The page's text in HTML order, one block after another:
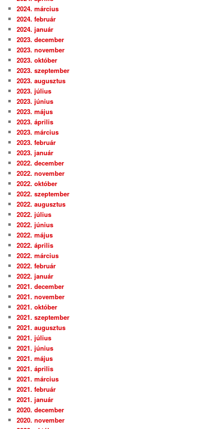
2024. március
2024. február
2024. január
2023. december
2023. november
2023. október
2023. szeptember
2023. augusztus
2023. július
2023. június
2023. május
2023. április
2023. március
2023. február
2023. január
2022. december
2022. november
2022. október
2022. szeptember
2022. augusztus
2022. július
2022. június
2022. május
2022. április
2022. március
2022. február
2022. január
2021. december
2021. november
2021. október
2021. szeptember
2021. augusztus
2021. július
2021. június
2021. május
2021. április
2021. március
2021. február
2021. január
2020. december
2020. november